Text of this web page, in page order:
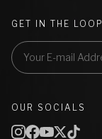
GET IN THE LOOP
OUR SOCIALS